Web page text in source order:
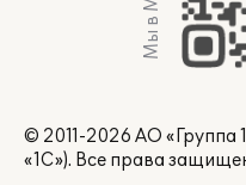
© 2011-2026 АО
«1С»). Все права